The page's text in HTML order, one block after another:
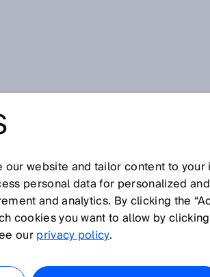
러그 앤 플
율적 운송
website and tailor content to
personal data for personalized
and analytics. By clicking the
cookies you want to allow by
ourprivacy policy.